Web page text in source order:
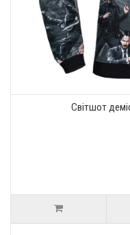
Світшот